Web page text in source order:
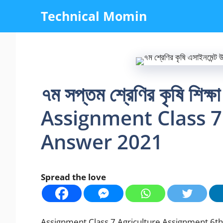
content
Technical Momin
৭ম সপ্তম শ্রেণির কৃষি
Assignment Class
Answer 2021
Spread the love